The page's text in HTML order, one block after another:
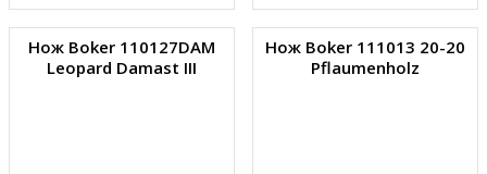
Нож Boker 110127DAM
Leopard Damast III
Нож Boker 111013 20-20
Pflaumenholz